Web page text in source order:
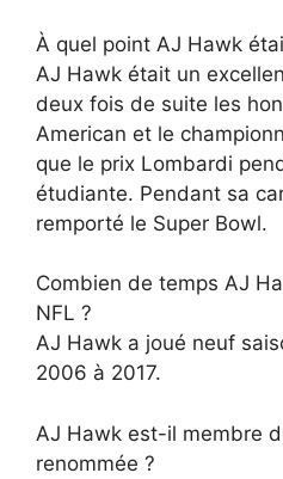
À quel point AJ Hawk
AJ Hawk était un
deux fois de suite les
American et le
que le prix Lombardi
étudiante. Pendant sa
remporté le Super Bowl.
Combien de temps AJ
NFL ?
AJ Hawk a joué neuf
2006 à 2017.
AJ Hawk est-il membre
renommée ?